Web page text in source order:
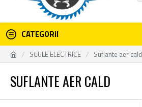
CATEGORII
SCULE ELECTRICE Suflante aer cald
SUFLANTE AER CALD